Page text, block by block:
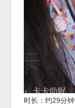
时长：约29分钟